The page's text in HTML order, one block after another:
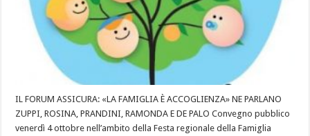
IL FORUM ASSICURA: «LA FAMIGLIA È ACCOGLIENZA» NE PARLANO
ZUPPI, ROSINA, PRANDINI, RAMONDA E DE PALO Convegno pubblico
venerdì 4 ottobre nell’ambito della Festa regionale della Famiglia